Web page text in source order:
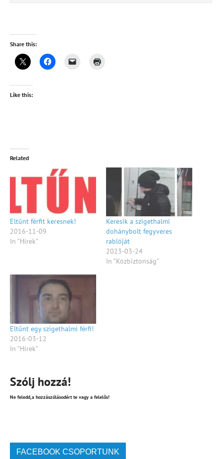
Share this:
Like this:
Related
Eltűnt férfit keresnek!
2016-11-09
In "Hírek"
Keresik a szigethalmi
dohánybolt fegyveres
rablóját
2023-03-24
In "Közbiztonság"
Eltűnt egy szigethalmi férfi!
2016-03-12
In "Hírek"
Szólj hozzá!
Ne feledd,a hozzászólásodért te vagy a felelős!
FACEBOOK CSOPORTUNK